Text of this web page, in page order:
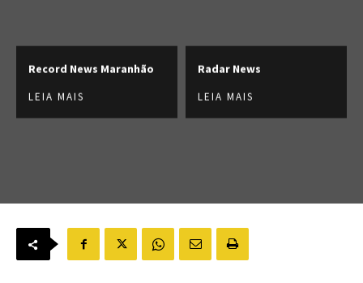
Record News Maranhão
LEIA MAIS
Radar News
LEIA MAIS